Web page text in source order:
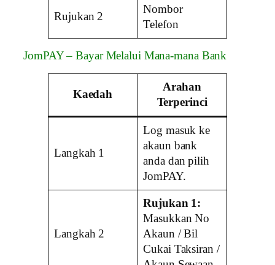
Rujukan 2
Nombor
Telefon
JomPAY – Bayar Melalui Mana-mana Bank
Kaedah
Arahan
Terperinci
Langkah 1
Log masuk ke
akaun bank
anda dan pilih
JomPAY.
Langkah 2
Rujukan 1:
Masukkan No
Akaun / Bil
Cukai Taksiran /